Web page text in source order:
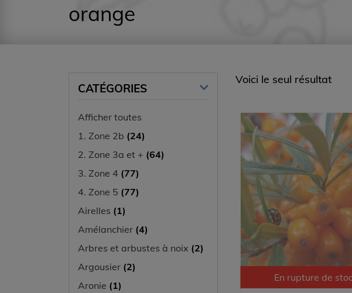
orange
CATÉGORIES
Afficher toutes
1. Zone 2b (24)
2. Zone 3a et + (64)
3. Zone 4 (77)
4. Zone 5 (77)
Airelles (1)
Amélanchier (4)
Arbres et arbustes à noix (2)
Argousier (2)
Aronie (1)
Voici le seul résultat
En rupture de